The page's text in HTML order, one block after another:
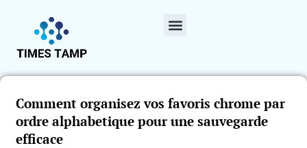
Comment organisez vos favoris chrome par
ordre alphabetique pour une sauvegarde
efficace